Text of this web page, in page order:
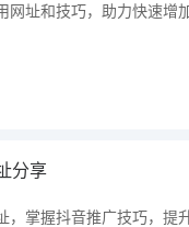
网址和技巧，助力快速增
分享
，掌握抖音推广技巧，提